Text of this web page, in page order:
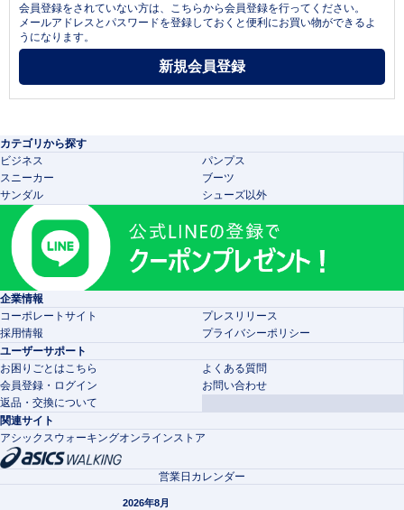
会員登録をされていない方は、こちらから会員登録を行ってください。
メールアドレスとパスワードを登録しておくと便利にお買い物ができるよ
うになります。
カテゴリから探す
ビジネス
パンプス
スニーカー
ブーツ
サンダル
シューズ以外
企業情報
コーポレートサイト
プレスリリース
採用情報
プライバシーポリシー
ユーザーサポート
お困りごとはこちら
よくある質問
会員登録・ログイン
お問い合わせ
返品・交換について
関連サイト
アシックスウォーキングオンラインストア
営業日カレンダー
2026年8月